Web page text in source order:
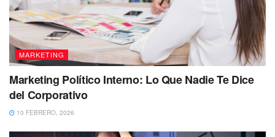
MARKETING
Marketing Político Interno: Lo Que Nadie Te Dice
del Corporativo
10 FEBRERO, 2026